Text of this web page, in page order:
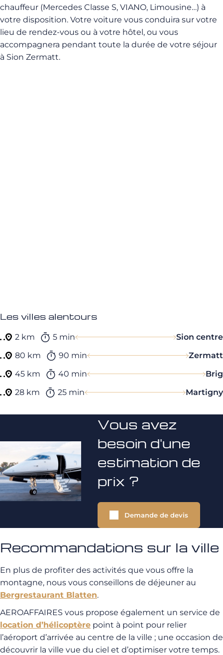
chauffeur (Mercedes Classe S, VIANO, Limousine…) à
votre disposition. Votre voiture vous conduira sur votre
lieu de rendez-vous ou à votre hôtel, ou vous
accompagnera pendant toute la durée de votre séjour
à Sion Zermatt.
Les villes alentours
2 km 5 min
Sion centre
80 km
90 min
Zermatt
45 km
40 min
Brig
28 km
25 min Martigny
Vous avez
besoin d'une
estimation de
prix ?
Demande de devis
Recommandations sur la ville
En plus de profiter des activités que vous offre la
montagne, nous vous conseillons de déjeuner au
Bergrestaurant Blatten.
AEROAFFAIRES vous propose également un service de
location d’hélicoptère point à point pour relier
l’aéroport d’arrivée au centre de la ville ; une occasion de
découvrir la ville vue du ciel et d’optimiser votre temps.